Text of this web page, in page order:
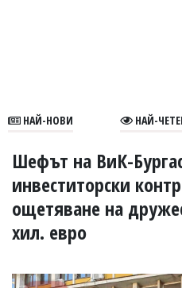
В
УКРАЙНА
СПОРТ
РАЗСЛЕДВАНЕ
ЮГ
НАЙ-НОВИ НАЙ-
Шефът на ВиК-
инвеститорски
ощетяване на
хил. евро